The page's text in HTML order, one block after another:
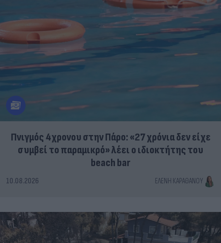
Πνιγμός 4χρονου στην Πάρο: «27 χρόνια δεν είχε
συμβεί το παραμικρό» λέει ο ιδιοκτήτης του
beach bar
10.08.2026 ΕΛΈΝΗ ΚΑΡΑΘΆΝΟΥ